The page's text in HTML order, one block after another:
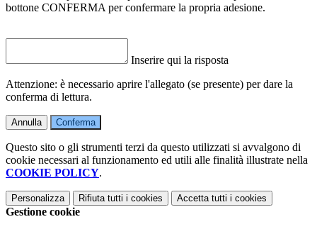
bottone CONFERMA per confermare la propria adesione.
Inserire qui la risposta
Attenzione: è necessario aprire l'allegato (se presente) per dare la
conferma di lettura.
Annulla Conferma
Questo sito o gli strumenti terzi da questo utilizzati si avvalgono di
cookie necessari al funzionamento ed utili alle finalità illustrate nella
COOKIE POLICY.
Personalizza Rifiuta tutti i cookies Accetta tutti i cookies
Gestione cookie